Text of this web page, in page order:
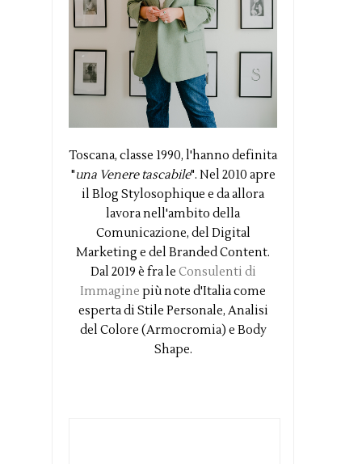
Toscana, classe 1990, l'hanno definita
"una Venere tascabile". Nel 2010 apre
il Blog Stylosophique e da allora
lavora nell'ambito della
Comunicazione, del Digital
Marketing e del Branded Content.
Dal 2019 è fra le Consulenti di
Immagine più note d'Italia come
esperta di Stile Personale, Analisi
del Colore (Armocromia) e Body
Shape.